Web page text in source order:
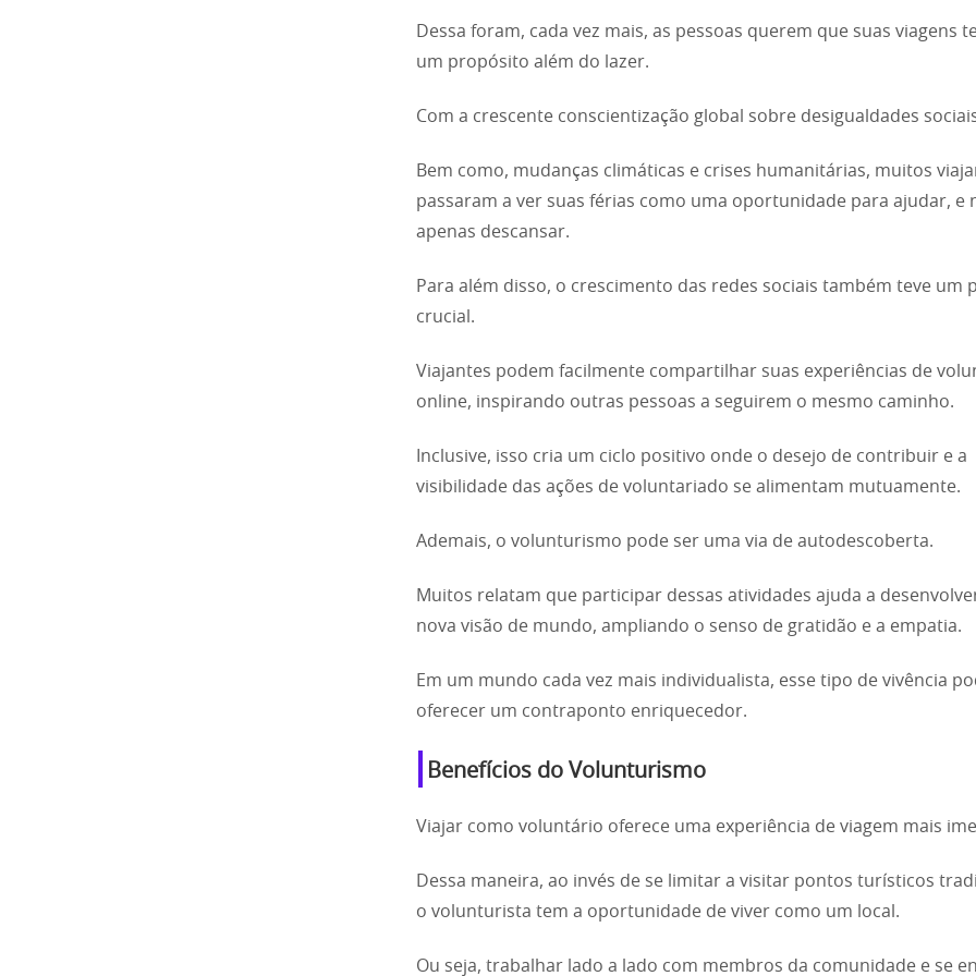
Dessa foram, cada vez mais, as pessoas querem que suas viagens
um propósito além do lazer.
Com a crescente conscientização global sobre desigualdades
Bem como, mudanças climáticas e crises humanitárias, muitos
passaram a ver suas férias como uma oportunidade para ajudar, e
apenas descansar.
Para além disso, o crescimento das redes sociais também teve um
crucial.
Viajantes podem facilmente compartilhar suas experiências de
online, inspirando outras pessoas a seguirem o mesmo caminho.
Inclusive, isso cria um ciclo positivo onde o desejo de contribuir e a
visibilidade das ações de voluntariado se alimentam mutuamente.
Ademais, o volunturismo pode ser uma via de autodescoberta.
Muitos relatam que participar dessas atividades ajuda a
nova visão de mundo, ampliando o senso de gratidão e a empatia.
Em um mundo cada vez mais individualista, esse tipo de vivência
oferecer um contraponto enriquecedor.
Benefícios do Volunturismo
Viajar como voluntário oferece uma experiência de viagem mais
Dessa maneira, ao invés de se limitar a visitar pontos turísticos
o volunturista tem a oportunidade de viver como um local.
Ou seja, trabalhar lado a lado com membros da comunidade e se